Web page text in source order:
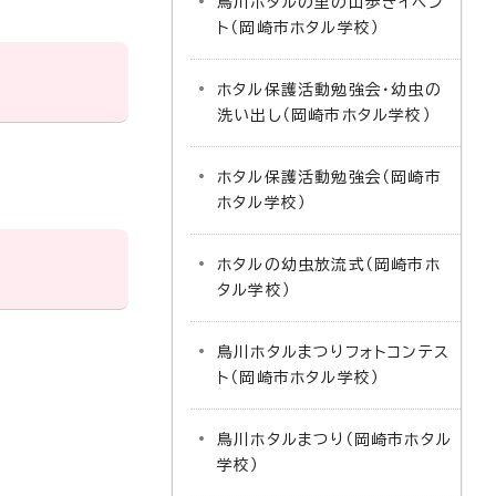
ト（岡崎市ホタル学校）
ホタル保護活動勉強会・幼虫の
洗い出し（岡崎市ホタル学校）
ホタル保護活動勉強会（岡崎市
ホタル学校）
ホタルの幼虫放流式（岡崎市ホ
タル学校）
鳥川ホタルまつりフォトコンテス
ト（岡崎市ホタル学校）
鳥川ホタルまつり（岡崎市ホタル
学校）